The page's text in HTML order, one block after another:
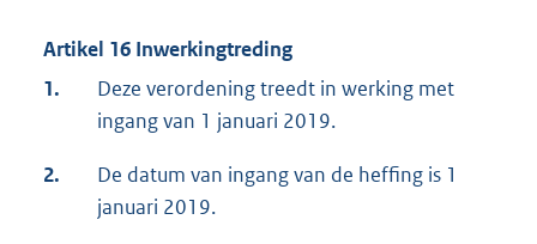
Artikel 16 Inwerkingtreding
1.
Deze verordening treedt in werking met
ingang van 1 januari 2019.
2.
De datum van ingang van de heffing is 1
januari 2019.